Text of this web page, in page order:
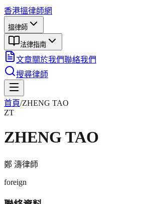
香港搵律師網
搵律師
法律指南
文章關於我們聯絡我們
搜尋律師
首頁/ZHENG TAO
ZT
ZHENG TAO
鄭 濤律師
foreign